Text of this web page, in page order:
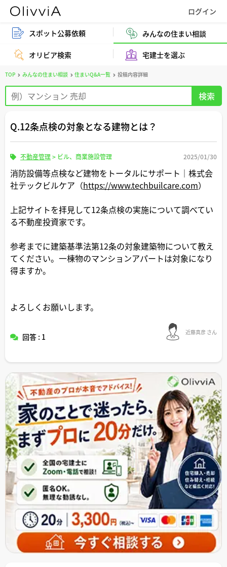
スポット公募依頼 みんなの住まい相談
オリビア検索 宅建士を選ぶ
TOP みんなの住まい相談 住まいQ&A一覧 投稿内容詳細
Q.12条点検の対象となる建物とは？
不動産管理> ビル、商業施設管理 2025/01/30
消防設備等点検など建物をトータルにサポート｜株式会
社テックビルケア（https://www.techbuilcare.com）
上記サイトを拝見して12条点検の実施について調べてい
る不動産投資家です。
参考までに建築基準法第12条の対象建築物について教え
てください。一棟物のマンションアパートは対象になり
得ますか。
よろしくお願いします。
回答 : 1 近藤真彦 さん